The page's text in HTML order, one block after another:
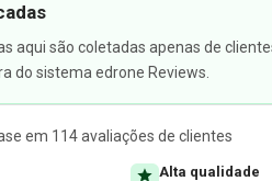
aqui são coletadas apenas de
do sistema edrone Reviews.
em 114 avaliações de clientes
Alta qualidade